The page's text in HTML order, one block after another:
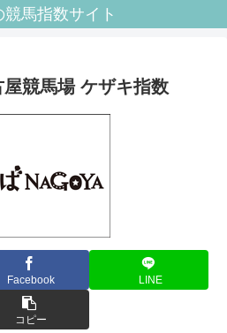
馬指数サイト
競馬場 ケザキ指数
Facebook LINE
コピー